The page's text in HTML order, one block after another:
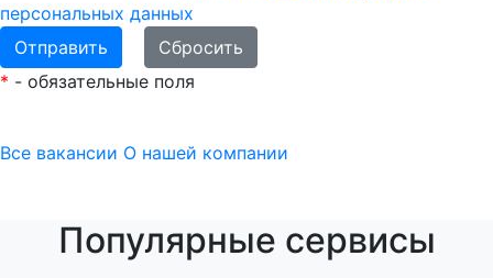
персональных данных
* - обязательные поля
Все вакансии О нашей компании
Популярные сервисы